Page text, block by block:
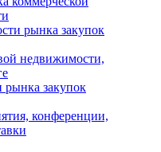
рынка закупок
недвижимости,
рынка закупок
конференции,